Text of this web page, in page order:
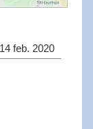
14 feb. 2020